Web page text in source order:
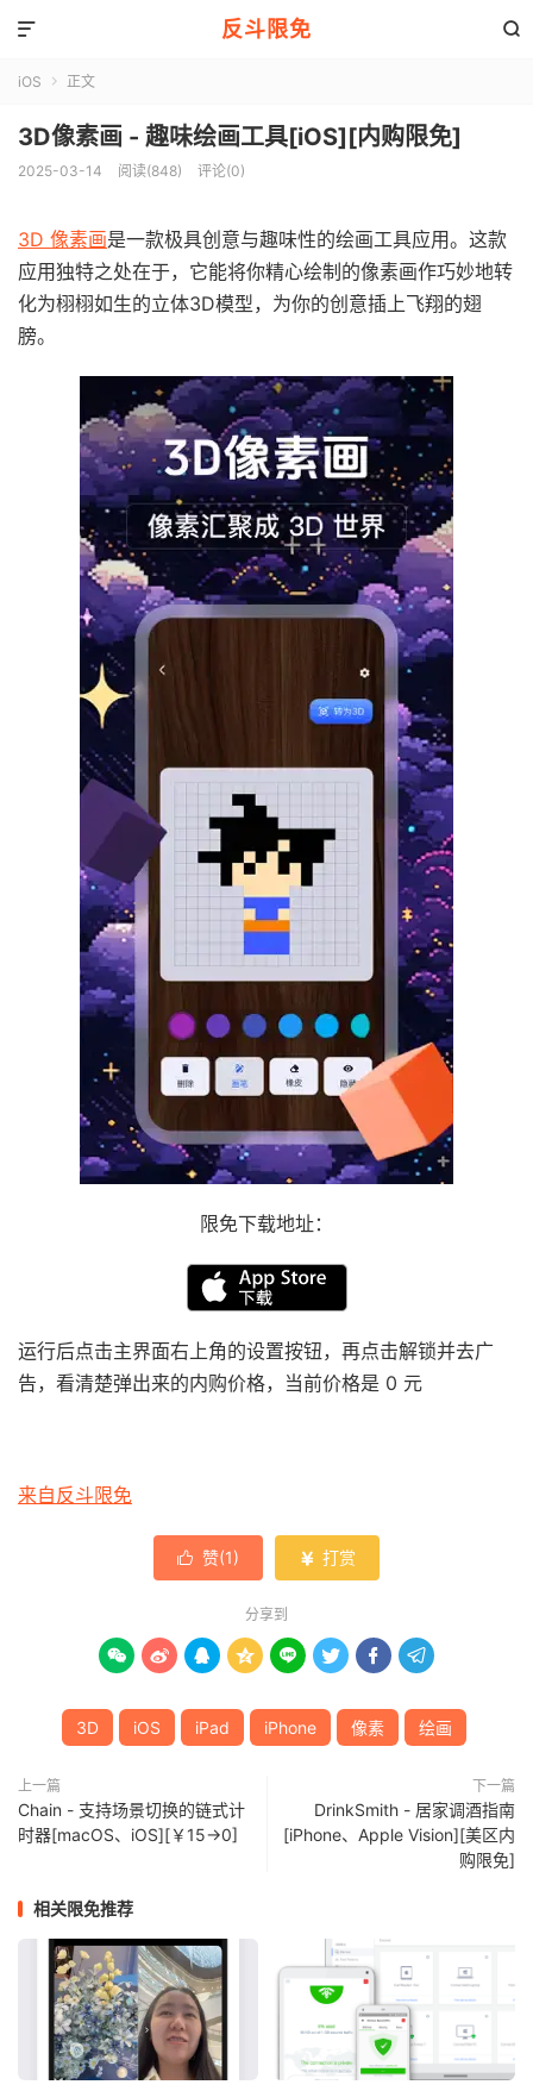
反斗限免 

iOS  正文
3D像素画 - 趣味绘画工具[iOS][内购限免]
2025-03-14 阅读(848) 评论(0)
3D 像素画是一款极具创意与趣味性的绘画工具应用。这款
应用独特之处在于，它能将你精心绘制的像素画作巧妙地转
化为栩栩如生的立体3D模型，为你的创意插上飞翔的翅
膀。
限免下载地址：
运行后点击主界面右上角的设置按钮，再点击解锁并去广
告，看清楚弹出来的内购价格，当前价格是 0 元
来自反斗限免
 赞(1)  打赏
分享到
       
3D iOS iPad iPhone 像素 绘画
上一篇
Chain - 支持场景切换的链式计
时器[macOS、iOS][￥15→0]
下一篇
DrinkSmith - 居家调酒指南
[iPhone、Apple Vision][美区内
购限免]
相关限免推荐